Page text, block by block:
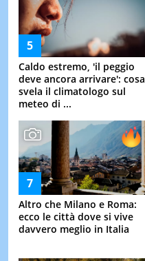
Caldo estremo, 'il peggio
deve ancora arrivare': cosa
svela il climatologo sul
meteo di ...
Altro che Milano e Roma:
ecco le città dove si vive
davvero meglio in Italia